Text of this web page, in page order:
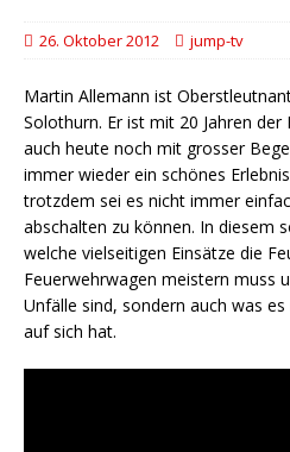
26. Oktober 2012 jump-tv
Martin Allemann ist
Solothurn. Er ist mit 20 Jahren
auch heute noch mit grosser
immer wieder ein schönes
trotzdem sei es nicht immer
abschalten zu können. In diesem
welche vielseitigen Einsätze die
Feuerwehrwagen meistern muss
Unfälle sind, sondern auch was
auf sich hat.